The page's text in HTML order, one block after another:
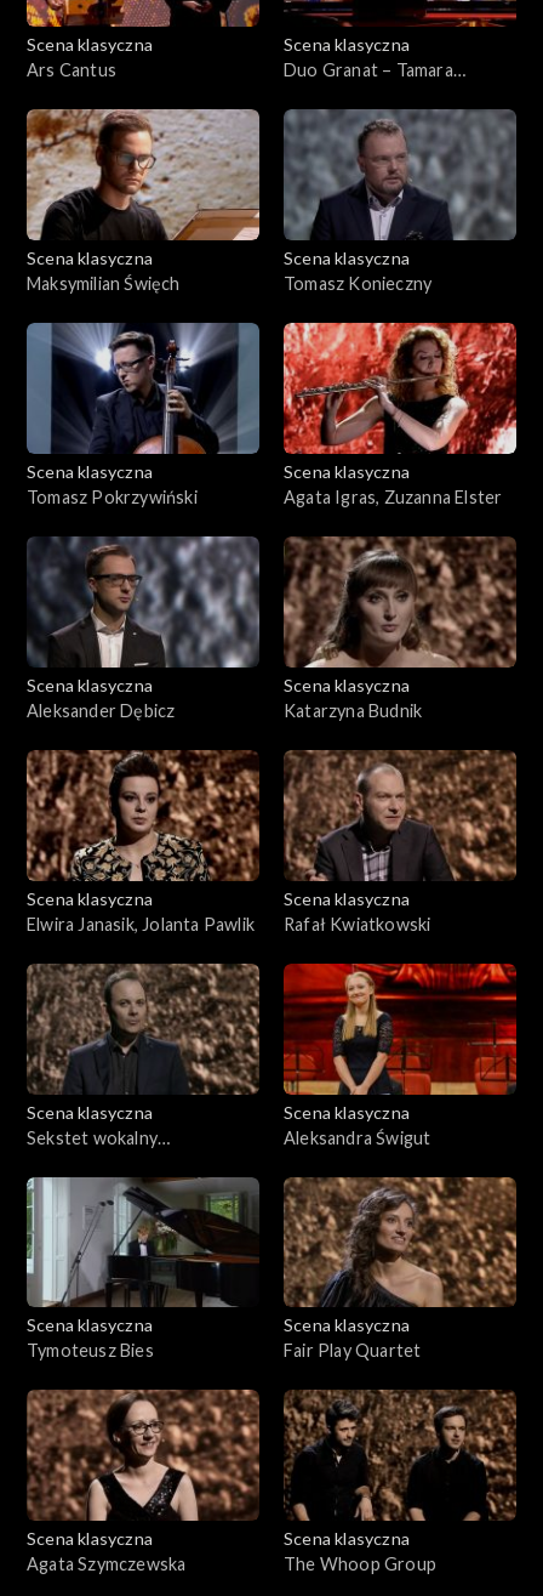
Scena klasyczna
Ars Cantus
Scena klasyczna
Duo Granat – Tamara
Scena klasyczna
Maksymilian Święch
Scena klasyczna
Tomasz Konieczny
Scena klasyczna
Tomasz Pokrzywiński
Scena klasyczna
Agata Igras, Zuzanna Elster
Scena klasyczna
Aleksander Dębicz
Scena klasyczna
Katarzyna Budnik
Scena klasyczna
Elwira Janasik, Jolanta Pawlik
Scena klasyczna
Rafał Kwiatkowski
Scena klasyczna
Sekstet wokalny
Scena klasyczna
Aleksandra Świgut
Scena klasyczna
Tymoteusz Bies
Scena klasyczna
Fair Play Quartet
Scena klasyczna
Agata Szymczewska
Scena klasyczna
The Whoop Group